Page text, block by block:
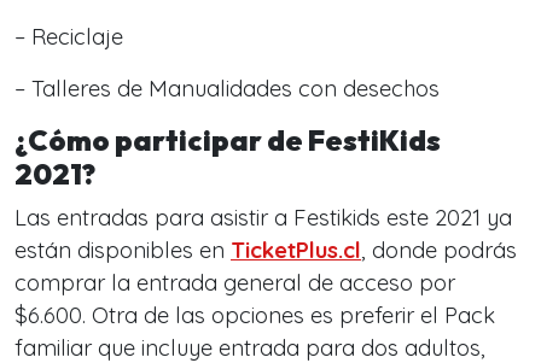
– Reciclaje
– Talleres de Manualidades con desechos
¿Cómo participar de FestiKids
2021?
Las entradas para asistir a Festikids este 2021 ya
están disponibles en TicketPlus.cl, donde podrás
comprar la entrada general de acceso por
$6.600. Otra de las opciones es preferir el Pack
familiar que incluye entrada para dos adultos,